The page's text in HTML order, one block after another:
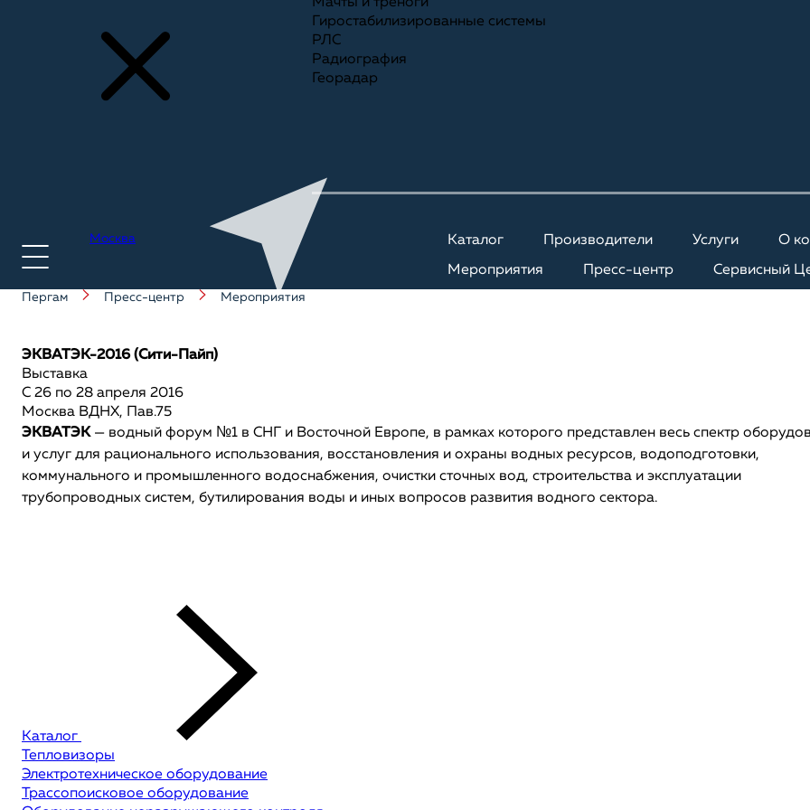
Москва Каталог Производители Услуги О
Мероприятия Пресс-центр Сервисный
Гиростабилизированные системы
РЛС
Радиография
Георадар
Пергам Пресс-центр Мероприятия
ЭКВАТЭК-2016 (Сити-Пайп)
Выставка
С 26 по 28 апреля 2016
Москва ВДНХ, Пав.75
ЭКВАТЭК— водный форум №1 в СНГ и Восточной Европе, в рамках которого представлен весь спектр
и услуг для рационального использования, восстановления и охраны водных ресурсов, водоподготовки,
коммунального и промышленного водоснабжения, очистки сточных вод, строительства и эксплуатации
трубопроводных систем, бутилирования воды и иных вопросов развития водного сектора.
Каталог
Тепловизоры
Электротехническое оборудование
Трассопоисковое оборудование